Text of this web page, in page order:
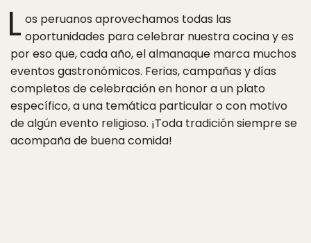
L os peruanos aprovechamos todas las
oportunidades para celebrar nuestra cocina y es
por eso que, cada año, el almanaque marca muchos
eventos gastronómicos. Ferias, campañas y días
completos de celebración en honor a un plato
específico, a una temática particular o con motivo
de algún evento religioso. ¡Toda tradición siempre se
acompaña de buena comida!